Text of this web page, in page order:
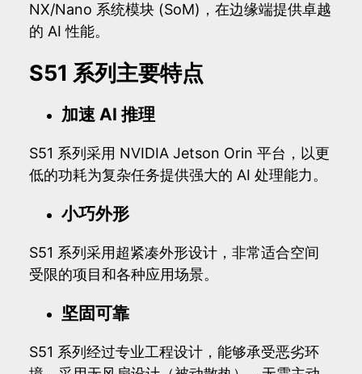
NX/Nano 系统模块 (SoM)，在边缘端提供卓越
的 AI 性能。
S51 系列主要特点
加速 AI 推理
S51 系列采用 NVIDIA Jetson Orin 平台，以更
低的功耗为复杂任务提供强大的 AI 处理能力。
小巧外形
S51 系列采用超紧凑外形设计，非常适合空间
受限的项目和各种应用场景。
坚固可靠
S51 系列经过专业工程设计，能够承受恶劣环